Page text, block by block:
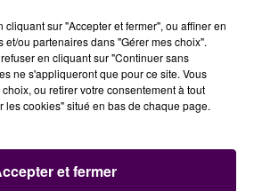
2026
vos entrées à Terra Botanica !
2026
!
cliquant sur "Accepter et fermer", ou affiner en
ou partenaires dans "Gérer mes choix".
en cliquant sur "Continuer sans
ne s'appliqueront que pour ce site. Vous
ou retirer votre consentement à tout
les cookies" situé en bas de chaque page.
et fermer